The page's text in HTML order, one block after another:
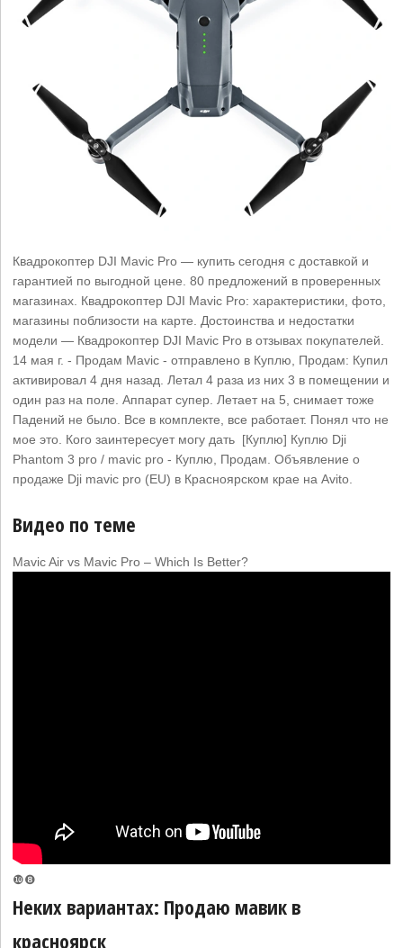
Квадрокоптер DJI Mavic Pro — купить сегодня c доставкой и
гарантией по выгодной цене. 80 предложений в проверенных
магазинах. Квадрокоптер DJI Mavic Pro: характеристики, фото,
магазины поблизости на карте. Достоинства и недостатки
модели — Квадрокоптер DJI Mavic Pro в отзывах покупателей.
14 мая г. - Продам Mavic - отправлено в Куплю, Продам: Купил
активировал 4 дня назад. Летал 4 раза из них 3 в помещении и
один раз на поле. Аппарат супер. Летает на 5, снимает тоже
Падений не было. Все в комплекте, все работает. Понял что не
мое это. Кого заинтересует могу дать [Куплю] Куплю Dji
Phantom 3 pro / mavic pro - Куплю, Продам. Объявление о
продаже Dji mavic pro (EU) в Красноярском крае на Avito.
Видео по теме
Mavic Air vs Mavic Pro – Which Is Better?
❿❽
Неких вариантах: Продаю мавик в
красноярск